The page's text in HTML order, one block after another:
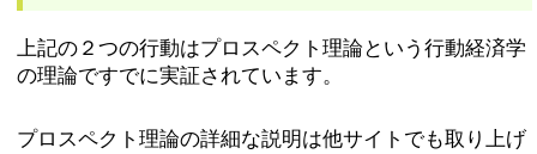
上記の２つの行動はプロスペクト理論という行動経済学
の理論ですでに実証されています。
プロスペクト理論の詳細な説明は他サイトでも取り上げ